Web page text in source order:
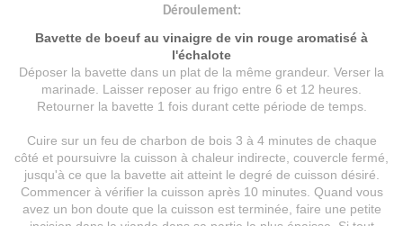
Déroulement:
Bavette de boeuf au vinaigre de vin rouge aromatisé à
l'échalote
Déposer la bavette dans un plat de la même grandeur. Verser la
marinade. Laisser reposer au frigo entre 6 et 12 heures.
Retourner la bavette 1 fois durant cette période de temps.
Cuire sur un feu de charbon de bois 3 à 4 minutes de chaque
côté et poursuivre la cuisson à chaleur indirecte, couvercle fermé,
jusqu'à ce que la bavette ait atteint le degré de cuisson désiré.
Commencer à vérifier la cuisson après 10 minutes. Quand vous
avez un bon doute que la cuisson est terminée, faire une petite